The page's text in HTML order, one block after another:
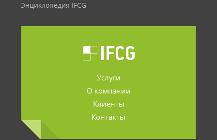
Энциклопедия IFCG
Услуги
О компании
Клиенты
Контакты